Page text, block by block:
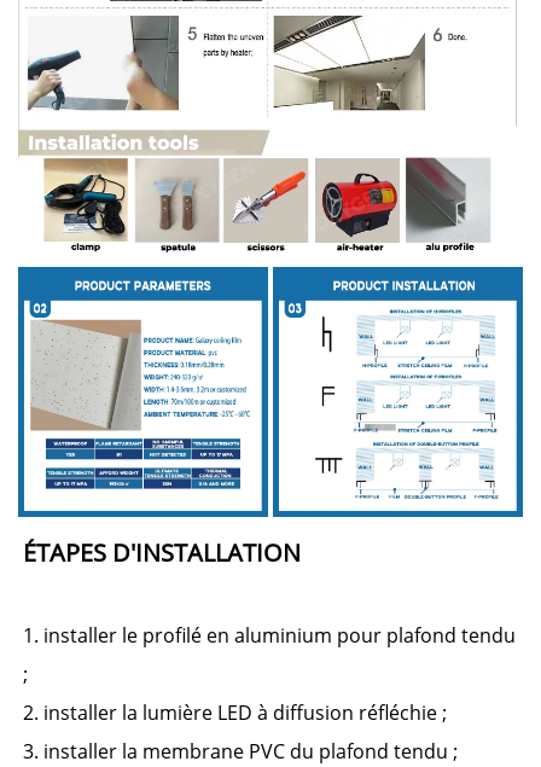
ÉTAPES D'INSTALLATION
1. installer le profilé en aluminium pour plafond tendu
;
2. installer la lumière LED à diffusion réfléchie ;
3. installer la membrane PVC du plafond tendu ;